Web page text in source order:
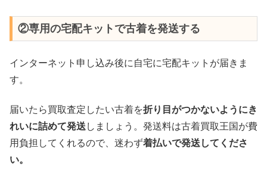
②専用の宅配キットで古着を発送する
インターネット申し込み後に自宅に宅配キットが届きま
す。
届いたら買取査定したい古着を折り目がつかないようにき
れいに詰めて発送 しましょう。発送料は古着買取王国が費
用負担してくれるので、迷わず着払いで発送してくださ
い。